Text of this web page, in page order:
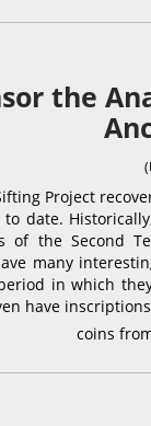
the
Project
to date.
of the Second
many
in which
have